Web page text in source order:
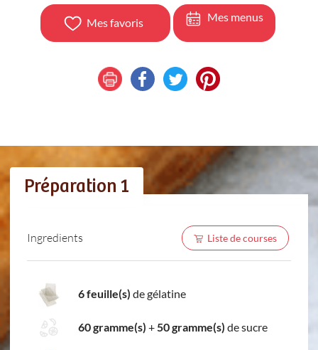
Mes favoris Mes menus
Préparation 1
Ingredients Liste de courses
6 feuille(s) de gélatine
60 gramme(s) +50 gramme(s) de sucre